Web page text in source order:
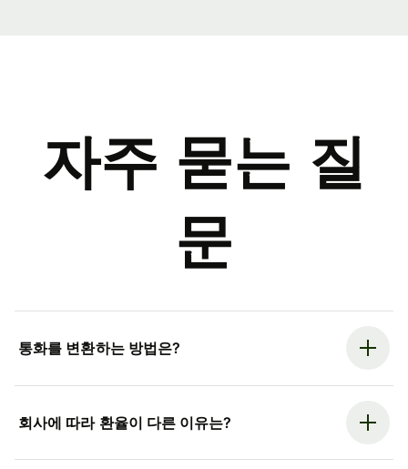
자주 묻는 질
문
통화를 변환하는 방법은?
회사에 따라 환율이 다른 이유는?